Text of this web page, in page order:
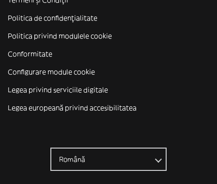
Politica de confidenţialitate
Politica privind modulele cookie
Conformitate
Configurare module cookie
Legea privind serviciile digitale
Legea europeană privind accesibilitatea